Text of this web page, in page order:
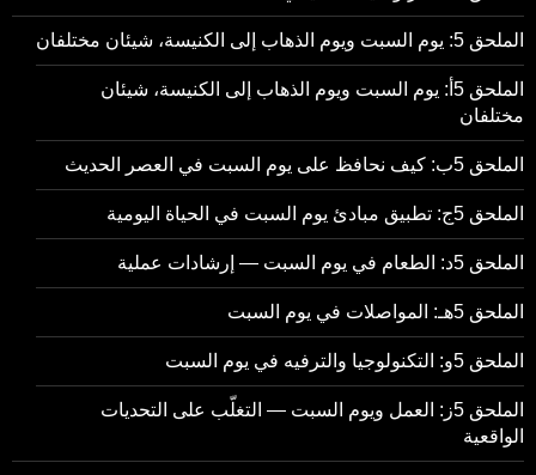
الملحق 5: يوم السبت ويوم الذهاب إلى الكنيسة، شيئان مختلفان
الملحق 5أ: يوم السبت ويوم الذهاب إلى الكنيسة، شيئان
مختلفان
الملحق 5ب: كيف نحافظ على يوم السبت في العصر الحديث
الملحق 5ج: تطبيق مبادئ يوم السبت في الحياة اليومية
الملحق 5د: الطعام في يوم السبت — إرشادات عملية
الملحق 5هـ: المواصلات في يوم السبت
الملحق 5و: التكنولوجيا والترفيه في يوم السبت
الملحق 5ز: العمل ويوم السبت — التغلّب على التحديات
الواقعية